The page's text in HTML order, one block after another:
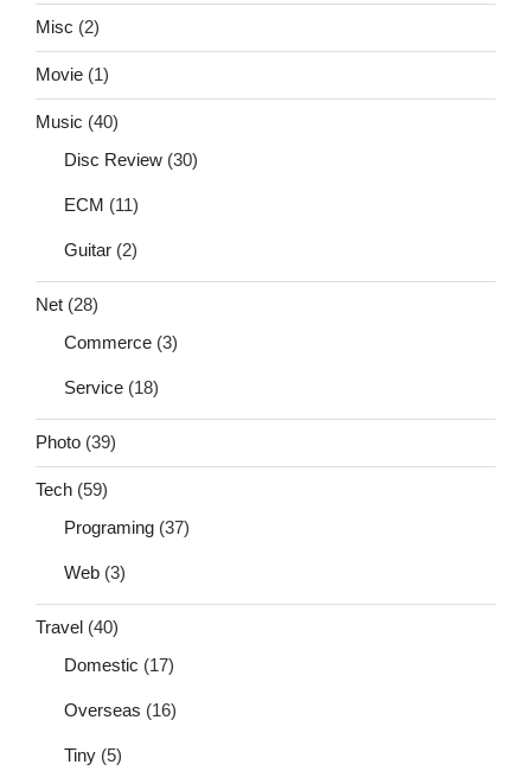
Misc (2)
Movie (1)
Music (40)
Disc Review (30)
ECM (11)
Guitar (2)
Net (28)
Commerce (3)
Service (18)
Photo (39)
Tech (59)
Programing (37)
Web (3)
Travel (40)
Domestic (17)
Overseas (16)
Tiny (5)